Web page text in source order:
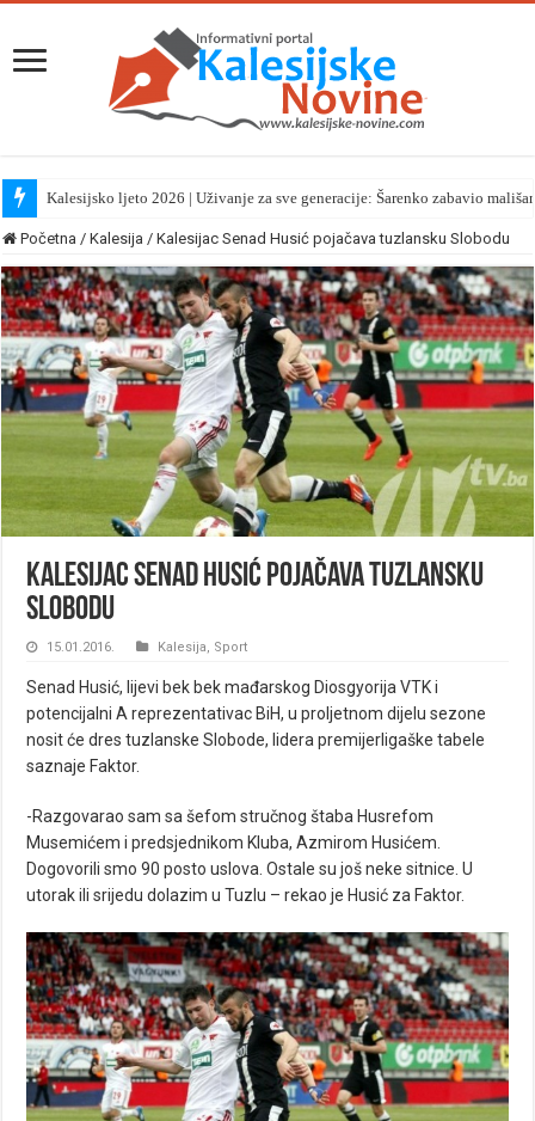
Kalesijsko ljeto 2026 | Uživanje za sve generacije: Šarenko zabavio
Početna / Kalesija / Kalesijac Senad Husić pojačava tuzlansku Slobodu
Kalesijac Senad Husić pojačava tuzlansku
Slobodu
15.01.2016. Kalesija, Sport
Senad Husić, lijevi bek bek mađarskog Diosgyorija VTK i
potencijalni A reprezentativac BiH, u proljetnom dijelu sezone
nosit će dres tuzlanske Slobode, lidera premijerligaške tabele
saznaje Faktor.
-Razgovarao sam sa šefom stručnog štaba Husrefom
Musemićem i predsjednikom Kluba, Azmirom Husićem.
Dogovorili smo 90 posto uslova. Ostale su još neke sitnice. U
utorak ili srijedu dolazim u Tuzlu – rekao je Husić za Faktor.